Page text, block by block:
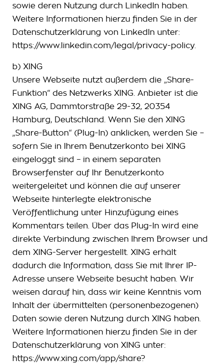
sowie deren Nutzung durch LinkedIn haben.
Weitere Informationen hierzu finden Sie in der
Datenschutzerklärung von LinkedIn unter:
https://www.linkedin.com/legal/privacy-policy.
b) XING
Unsere Webseite nutzt außerdem die „Share-
Funktion“ des Netzwerks XING. Anbieter ist die
XING AG, Dammtorstraße 29-32, 20354
Hamburg, Deutschland. Wenn Sie den XING
„Share-Button“ (Plug-In) anklicken, werden Sie –
sofern Sie in Ihrem Benutzerkonto bei XING
eingeloggt sind – in einem separaten
Browserfenster auf Ihr Benutzerkonto
weitergeleitet und können die auf unserer
Webseite hinterlegte elektronische
Veröffentlichung unter Hinzufügung eines
Kommentars teilen. Über das Plug-In wird eine
direkte Verbindung zwischen Ihrem Browser und
dem XING-Server hergestellt. XING erhält
dadurch die Information, dass Sie mit Ihrer IP-
Adresse unsere Webseite besucht haben. Wir
weisen darauf hin, dass wir keine Kenntnis vom
Inhalt der übermittelten (personenbezogenen)
Daten sowie deren Nutzung durch XING haben.
Weitere Informationen hierzu finden Sie in der
Datenschutzerklärung von XING unter:
https://www.xing.com/app/share?